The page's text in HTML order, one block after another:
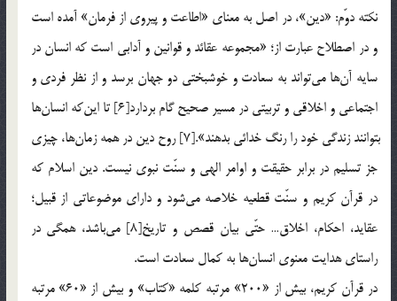
نكته دوّم: «دين»، در اصل به معناي «اطاعت و پيروي از فرمان» آمده است
و در اصطلاح عبارت از؛ «مجموعه عقائد و قوانين و آدابي است كه انسان در
سايه آن‎ها مي‎تواند به سعادت و خوشبختي دو جهان برسد و از نظر فردي و
اجتماعي و اخلاقي و تربيتي در مسير صحيح گام بردارد[6] تا اين‎كه انسان‎ها
بتوانند زندگي خود را رنگ خدائي بدهند».[7] روح دين در همه زمان‎ها، چيزي
جز تسليم در برابر حقيقت و اوامر الهي و سنّت نبوي نيست. دين اسلام كه
در قرآن كريم و سنّت قطعيه خلاصه مي‎شود و داراي موضوعاتي از قبيل؛
عقايد، احكام، اخلاق… حتّي بيان قصص و تاريخ[8] مي‎باشد، همگي در
راستاي هدايت معنوي انسان‎ها به كمال سعادت است.
در قرآن كريم، بيش از «200» مرتبه كلمه «كتاب»‌ و بيش از «60»‌ مرتبه